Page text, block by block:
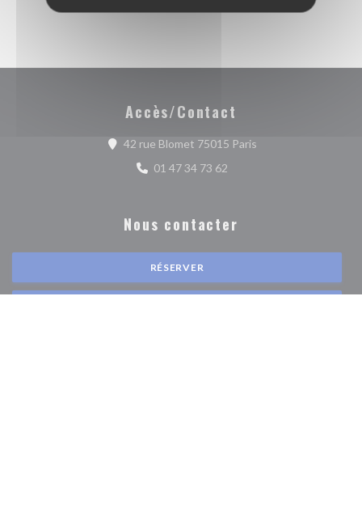
Accès/Contact
42 rue Blomet 75015 Paris
01 47 34 73 62
Nous contacter
RÉSERVER